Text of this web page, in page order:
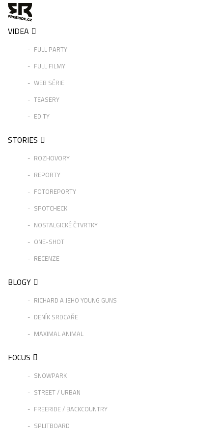
VIDEA
FULL PARTY
FULL FILMY
WEB SÉRIE
TEASERY
EDITY
STORIES
ROZHOVORY
REPORTY
FOTOREPORTY
SPOTCHECK
NOSTALGICKÉ ČTVRTKY
ONE-SHOT
RECENZE
BLOGY
RICHARD A JEHO YOUNG GUNS
DENÍK SRDCAŘE
MAXIMAL ANIMAL
FOCUS
SNOWPARK
STREET / URBAN
FREERIDE / BACKCOUNTRY
SPLITBOARD